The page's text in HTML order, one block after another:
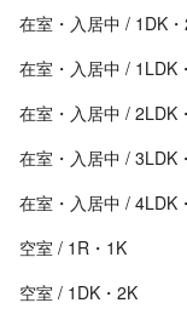
在室・入居中 / 1DK
在室・入居中 / 1LDK
在室・入居中 / 2LDK
在室・入居中 / 3LDK
在室・入居中 / 4LDK
空室 / 1R・1K
空室 / 1DK・2K